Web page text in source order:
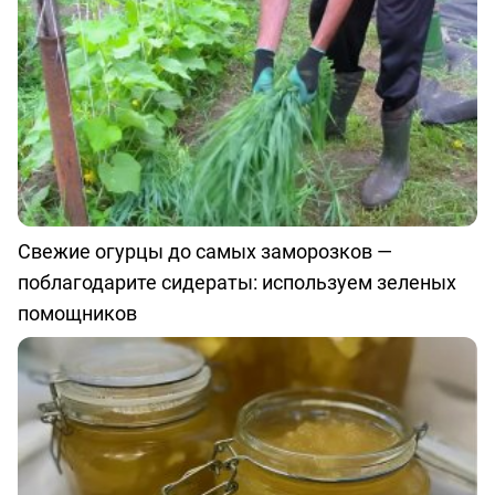
Свежие огурцы до самых заморозков —
поблагодарите сидераты: используем зеленых
помощников